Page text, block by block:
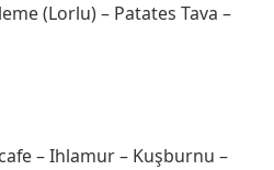
(Lorlu) – Patates Tava –
– Ihlamur – Kuşburnu –